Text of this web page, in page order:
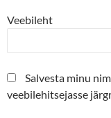
Veebileht
Salvesta minu
veebilehitsejasse